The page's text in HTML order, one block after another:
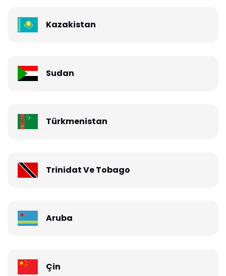
Kazakistan
Sudan
Türkmenistan
Trinidat Ve Tobago
Aruba
Çin